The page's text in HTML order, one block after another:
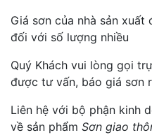
Giá sơn của nhà sản xuất
đối với số lượng nhiều
Quý Khách vui lòng gọi
được tư vấn, báo giá sơn
Liên hệ với bộ phận kinh
về sản phẩm Sơn giao